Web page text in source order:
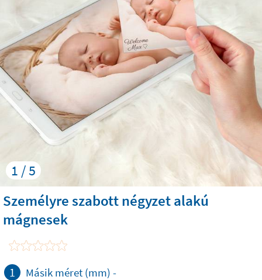
1 / 5
Személyre szabott négyzet alakú
mágnesek
1 Másik méret (mm) -